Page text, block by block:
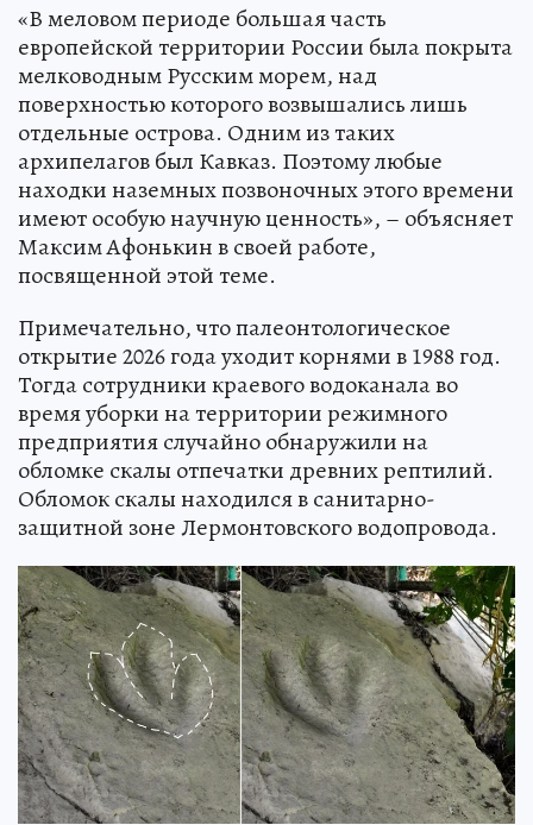
«В меловом периоде большая часть
европейской территории России была покрыта
мелководным Русским морем, над
поверхностью которого возвышались лишь
отдельные острова. Одним из таких
архипелагов был Кавказ. Поэтому любые
находки наземных позвоночных этого времени
имеют особую научную ценность», – объясняет
Максим Афонькин в своей работе,
посвященной этой теме.
Примечательно, что палеонтологическое
открытие 2026 года уходит корнями в 1988 год.
Тогда сотрудники краевого водоканала во
время уборки на территории режимного
предприятия случайно обнаружили на
обломке скалы отпечатки древних рептилий.
Обломок скалы находился в санитарно-
защитной зоне Лермонтовского водопровода.